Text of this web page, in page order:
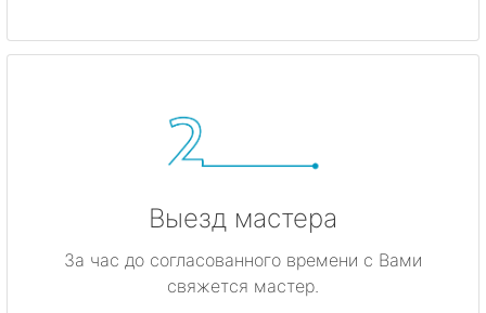
Выезд мастера
За час до согласованного времени с Вами
свяжется мастер.